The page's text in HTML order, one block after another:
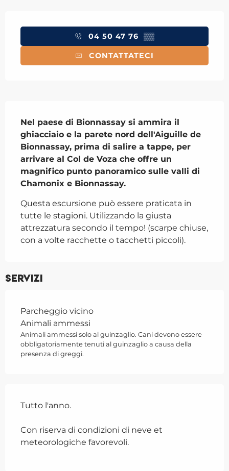
04 50 47 76 ▒▒
CONTATTATECI
Nel paese di Bionnassay si ammira il
ghiacciaio e la parete nord dell'Aiguille de
Bionnassay, prima di salire a tappe, per
arrivare al Col de Voza che offre un
magnifico punto panoramico sulle valli di
Chamonix e Bionnassay.
Questa escursione può essere praticata in
tutte le stagioni. Utilizzando la giusta
attrezzatura secondo il tempo! (scarpe chiuse,
con a volte racchette o tacchetti piccoli).
Servizi
Parcheggio vicino
Animali ammessi
Animali ammessi solo al guinzaglio. Cani devono essere
obbligatoriamente tenuti al guinzaglio a causa della
presenza di greggi.
Tutto l'anno.
Con riserva di condizioni di neve et
meteorologiche favorevoli.